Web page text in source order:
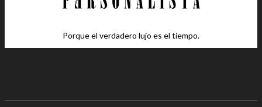
Porque el verdadero lujo es el tiempo.